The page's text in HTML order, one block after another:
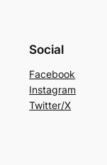
Social
Facebook
Instagram
Twitter/X